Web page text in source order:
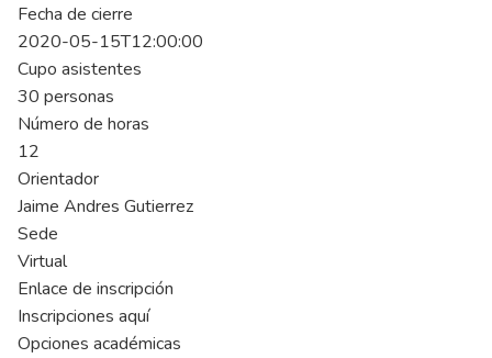
Fecha de cierre
2020-05-15T12:00:00
Cupo asistentes
30 personas
Número de horas
12
Orientador
Jaime Andres Gutierrez
Sede
Virtual
Enlace de inscripción
Inscripciones aquí
Opciones académicas